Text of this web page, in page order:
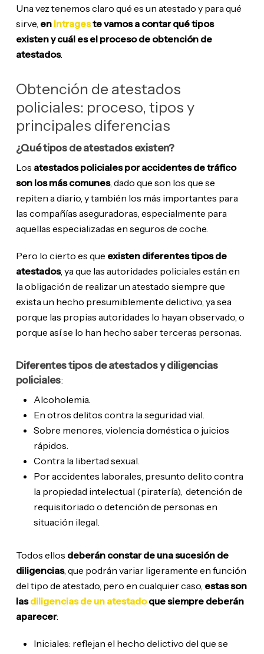
Una vez tenemos claro qué es un atestado y para qué
sirve, en Intrageste vamos a contar qué tipos
existen y cuál es el proceso de obtención de
atestados.
Obtención de atestados
policiales: proceso, tipos y
principales diferencias
¿Qué tipos de atestados existen?
Los atestados policiales por accidentes de tráfico
son los más comunes, dado que son los que se
repiten a diario, y también los más importantes para
las compañías aseguradoras, especialmente para
aquellas especializadas en seguros de coche.
Pero lo cierto es que existen diferentes tipos de
atestados, ya que las autoridades policiales están en
la obligación de realizar un atestado siempre que
exista un hecho presumiblemente delictivo, ya sea
porque las propias autoridades lo hayan observado, o
porque así se lo han hecho saber terceras personas.
Diferentes tipos de atestados y diligencias
policiales:
Alcoholemia.
En otros delitos contra la seguridad vial.
Sobre menores, violencia doméstica o juicios
rápidos.
Contra la libertad sexual.
Por accidentes laborales, presunto delito contra
la propiedad intelectual (piratería), detención de
requisitoriado o detención de personas en
situación ilegal.
Todos ellos deberán constar de una sucesión de
diligencias, que podrán variar ligeramente en función
del tipo de atestado, pero en cualquier caso, estas son
lasdiligencias de un atestadoque siempre deberán
aparecer:
Iniciales: reflejan el hecho delictivo del que se